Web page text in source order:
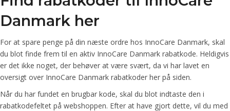
Danmark her
For at spare penge på din næste ordre hos InnoCare Danmark, skal
du blot finde frem til en aktiv InnoCare Danmark rabatkode. Heldigvis
er det ikke noget, der behøver at være svært, da vi har lavet en
oversigt over InnoCare Danmark rabatkoder her på siden.
Når du har fundet en brugbar kode, skal du blot indtaste den i
rabatkodefeltet på webshoppen. Efter at have gjort dette, vil du med